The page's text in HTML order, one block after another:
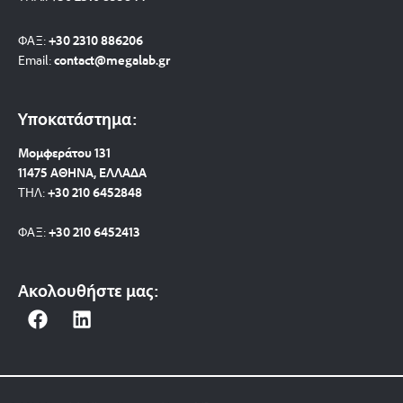
ΦΑΞ:+30 2310 886206
Email:contact@megalab.gr
Υποκατάστημα:
Μομφεράτου 131
11475 ΑΘΗΝΑ, ΕΛΛΑΔΑ
ΤΗΛ:+30 210 6452848
ΦΑΞ:+30 210 6452413
Ακολουθήστε μας:
F
e
L
k